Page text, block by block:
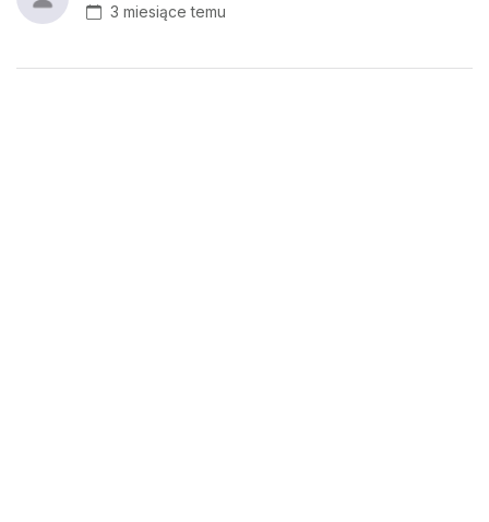
3 miesiące temu